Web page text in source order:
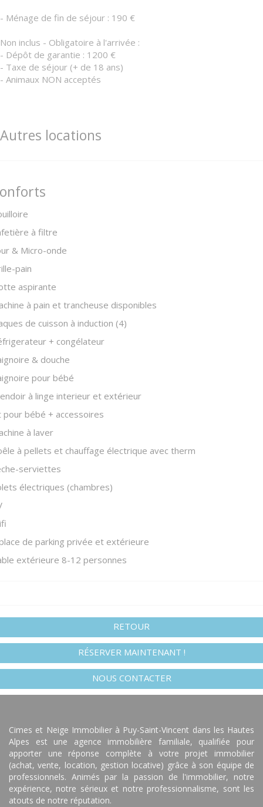
- Ménage de fin de séjour : 190 €
Non inclus - Obligatoire à l'arrivée :
- Dépôt de garantie : 1200 €
- Taxe de séjour (+ de 18 ans)
- Animaux NON acceptés
Autres locations
à filtre
& Micro-onde
pain
aspirante
à pain et trancheuse disponibles
de cuisson à induction (4)
+ congélateur
& douche
pour bébé
à linge interieur et extérieur
pour bébé + accessoires
à laver
à pellets et chauffage électrique avec therm
serviettes
électriques (chambres)
de parking privée et extérieure
extérieure 8-12 personnes
RETOUR
RÉSERVER MAINTENANT !
NOUS CONTACTER
Cimes et Neige Immobilier à Puy-Saint-Vincent dans les Hautes
Alpes est une agence immobilière familiale, qualifiée pour
apporter une réponse complète à votre projet immobilier
(achat, vente, location, gestion locative) grâce à son équipe de
professionnels. Animés par la passion de l'immobilier, notre
expérience, notre sérieux et notre professionnalisme, sont les
atouts de notre réputation.